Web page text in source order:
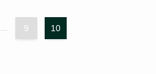
... 9 10